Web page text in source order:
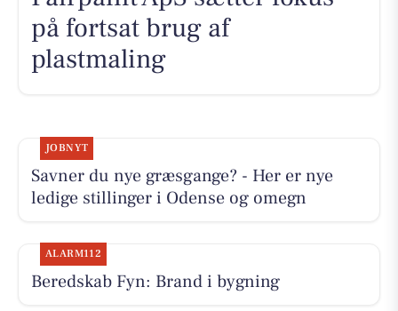
på fortsat brug af
plastmaling
JOBNYT
Savner du nye græsgange? - Her er nye
ledige stillinger i Odense og omegn
ALARM112
Beredskab Fyn: Brand i bygning